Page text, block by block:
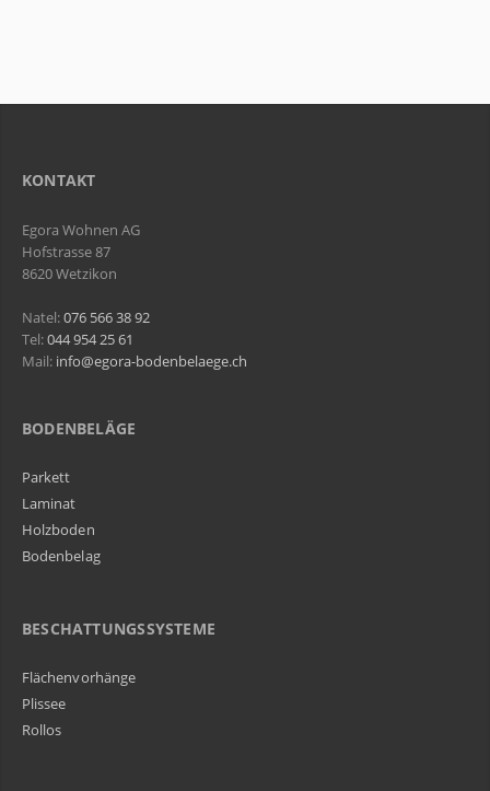
KONTAKT
Egora Wohnen AG
Hofstrasse 87
8620 Wetzikon
Natel:076 566 38 92
Tel:044 954 25 61
Mail: info@egora-bodenbelaege.ch
BODENBELÄGE
Parkett
Laminat
Holzboden
Bodenbelag
BESCHATTUNGSSYSTEME
Flächenvorhänge
Plissee
Rollos